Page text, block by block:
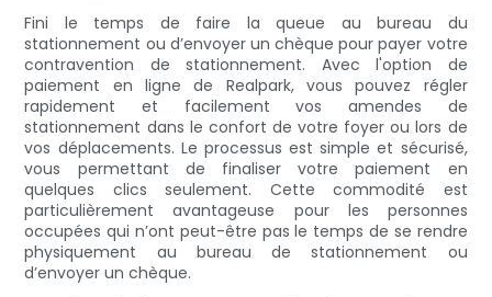
Fini le temps de faire la queue au bureau du
stationnement ou d’envoyer un chèque pour payer votre
contravention de stationnement. Avec l'option de
paiement en ligne de Realpark, vous pouvez régler
rapidement et facilement vos amendes de
stationnement dans le confort de votre foyer ou lors de
vos déplacements. Le processus est simple et sécurisé,
vous permettant de finaliser votre paiement en
quelques clics seulement. Cette commodité est
particulièrement avantageuse pour les personnes
occupées qui n’ont peut-être pas le temps de se rendre
physiquement au bureau de stationnement ou
d’envoyer un chèque.